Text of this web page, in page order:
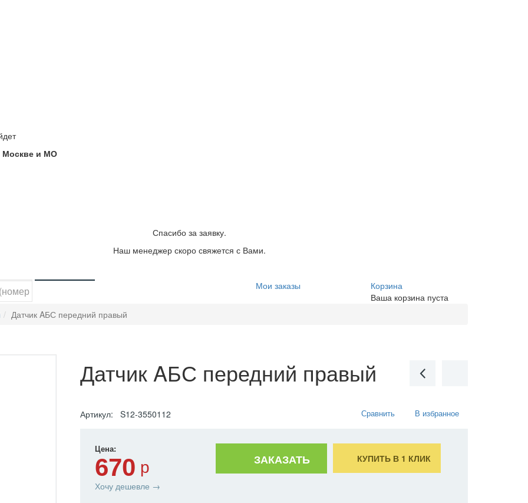
Москве и МО
Спасибо за заявку.
Наш менеджер скоро свяжется с Вами.
Мои заказы
Корзина
Ваша корзина пуста
Датчик AБС передний правый
Датчик AБС передний правый
Артикул: S12-3550112 В избранное
Сравнить
Цена:
670 р
Хочу дешевле →
ЗАКАЗАТЬ КУПИТЬ В 1 КЛИК